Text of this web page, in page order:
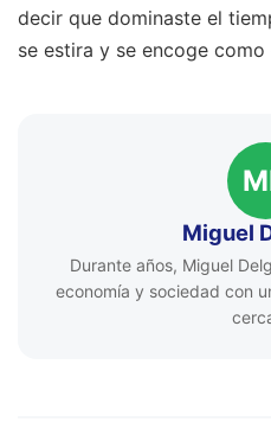
decir que dominaste el
se estira y se encoge como
Miguel
Durante años, Miguel
economía y sociedad con